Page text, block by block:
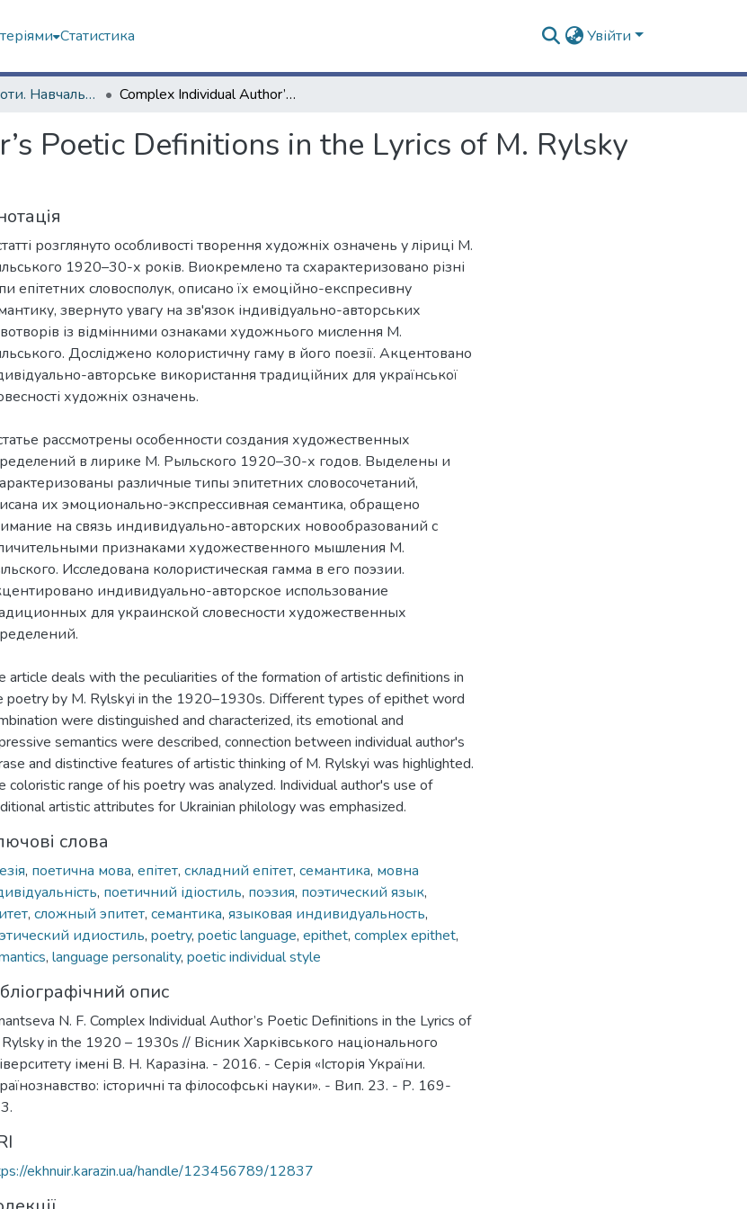
Статистика Увійти
Наукові роботи. Навчально-науковий інститут філософії, культурології, політології Complex Individual Author’s Poetic Definitions in the Lyrics of M. Rylsky in the 1920 – 1930s
Poetic Definitions in the Lyrics of M. Rylsky
розглянуто особливості творення художніх означень у ліриці М.
1920–30-х років. Виокремлено та схарактеризовано різні
епітетних словосполук, описано їх емоційно-експресивну
звернуто увагу на зв'язок індивідуально-авторських
із відмінними ознаками художнього мислення М.
Досліджено колористичну гаму в його поезії. Акцентовано
авторське використання традиційних для української
художніх означень.
рассмотрены особенности создания художественных
в лирике М. Рыльского 1920–30-х годов. Выделены и
различные типы эпитетних словосочетаний,
их эмоционально-экспрессивная семантика, обращено
на связь индивидуально-авторских новообразований с
признаками художественного мышления М.
Исследована колористическая гамма в его поэзии.
индивидуально-авторское использование
для украинской словесности художественных
article deals with the peculiarities of the formation of artistic definitions in
poetry by M. Rylskyi in the 1920–1930s. Different types of epithet word
were distinguished and characterized, its emotional and
semantics were described, connection between individual author's
and distinctive features of artistic thinking of M. Rylskyi was highlighted.
coloristic range of his poetry was analyzed. Individual author's use of
artistic attributes for Ukrainian philology was emphasized.
слова
, поетична мова, епітет, складний епітет, семантика, мовна
, поетичний ідіостиль, поэзия, поэтический язык,
, сложный эпитет, семантика, языковая индивидуальность,
идиостиль, poetry, poetic language, epithet, complex epithet,
, language personality, poetic individual style
опис
N. F. Complex Individual Author’s Poetic Definitions in the Lyrics of
in the 1920 – 1930s // Вісник Харківського національного
імені В. Н. Каразіна. - 2016. - Серія «Історія України.
історичні та філософські науки». - Вип. 23. - Р. 169-
ekhnuir.karazin.ua/handle/123456789/12837